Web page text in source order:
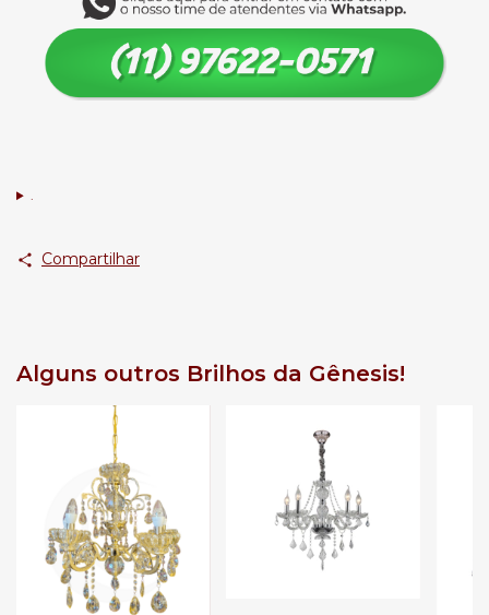
.
Compartilhar
Alguns outros Brilhos da Gênesis!